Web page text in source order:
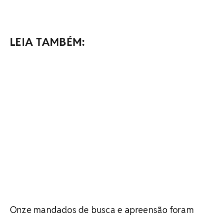
LEIA TAMBÉM:
Onze mandados de busca e apreensão foram